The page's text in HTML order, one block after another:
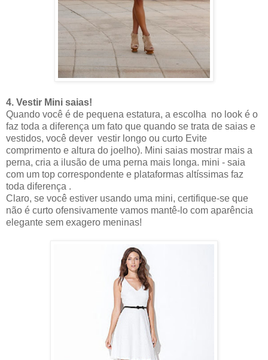
4. Vestir Mini saias!
Quando você é de pequena estatura, a escolha no look é o
faz toda a diferença um fato que quando se trata de saias e
vestidos, você dever vestir longo ou curto Evite
comprimento e altura do joelho). Mini saias mostrar mais a
perna, cria a ilusão de uma perna mais longa. mini - saia
com um top correspondente e plataformas altíssimas faz
toda diferença .
Claro, se você estiver usando uma mini, certifique-se que
não é curto ofensivamente vamos mantê-lo com aparência
elegante sem exagero meninas!